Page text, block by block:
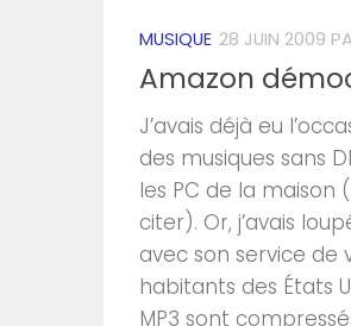
MUSIQUE 28 JUIN 2009
Amazon
J’avais déjà eu
des musiques sans
les PC de la maison
citer). Or, j’avais
avec son service de
habitants des États
MP3 sont